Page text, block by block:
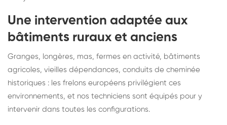
Une intervention adaptée aux
bâtiments ruraux et anciens
Granges, longères, mas, fermes en activité, bâtiments
agricoles, vieilles dépendances, conduits de cheminée
historiques : les frelons européens privilégient ces
environnements, et nos techniciens sont équipés pour y
intervenir dans toutes les configurations.